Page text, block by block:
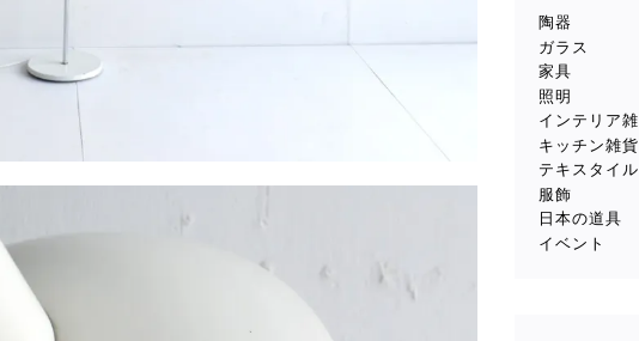
陶器
ガラス
家具
照明
インテリア
キッチン雑貨
テキスタイル
服飾
日本の道具
イベント